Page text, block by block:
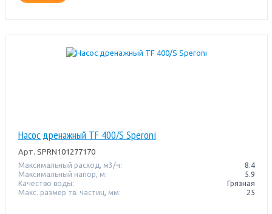
Насос дренажный TF 400/S Speroni
Арт. SPRN101277170
Максимальный расход, м3/ч:
8.4
Максимальный напор, м:
5.9
Качество воды:
Грязная
Макс. размер тв. частиц, мм:
25